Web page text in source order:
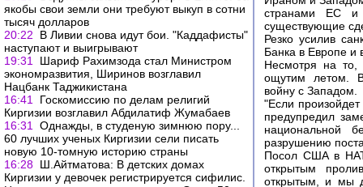
якобы свои земли они требуют выкуп в сотни
тысяч долларов
20:22
В Ливии снова идут бои. "Каддафисты"
наступают и выигрывают
19:31
Шариф Рахимзода стал Министром
экономразвития, Ширинов возглавил
Нацбанк Таджикистана
16:41
Госкомиссию по делам религий
Киргизии возглавил Абдилатиф Жумабаев
16:31
Однажды, в студеную зимнюю пору...
60 лучших ученых Киргизии сели писать
новую 10-томную историю страны
16:28 Ш.Айтматова: В детских домах
Киргизии у девочек регистрируется сифилис.
странами ЕС и
существующие
Резко усилив
Банка в Европе и
Несмотря на то,
ощутим летом.
войну с Западом.
"Если
предупредил
национальной
разрушению
Посол США в
открытым
открытым, и мы